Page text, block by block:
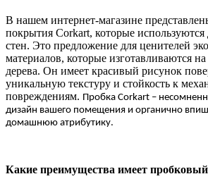
В нашем интернет-магазине
покрытия Corkart, которые используются
стен. Это предложение для ценителей
материалов, которые изготавливаются
дерева. Он имеет красивый рисунок
уникальную текстуру и стойкость к
повреждениям. Пробка Corkart –
дизайн вашего помещения и органично
домашнюю атрибутику.
Какие преимущества имеет